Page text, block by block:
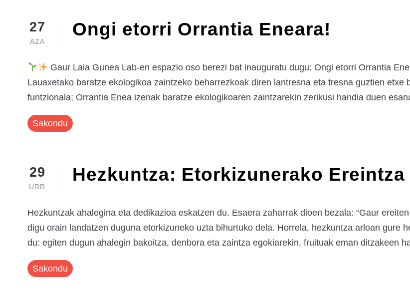
27
AZA
Ongi etorri Orrantia Eneara!
Gaur Laia Gunea Lab-en espazio oso berezi bat inauguratu dugu: Ongi etorri Orrantia
Lauaxetako baratze ekologikoa zaintzeko beharrezkoak diren lantresna eta tresna guztien
funtzionala; Orrantia Enea izenak baratze ekologikoaren zaintzarekin zerikusi handia duen
Sakondu
29
URR
Hezkuntza: Etorkizunerako Ereintza
Hezkuntzak ahalegina eta dedikazioa eskatzen du. Esaera zaharrak dioen bezala: “Gaur
digu orain landatzen duguna etorkizuneko uzta bihurtuko dela. Horrela, hezkuntza arloan gure
du: egiten dugun ahalegin bakoitza, denbora eta zaintza egokiarekin, fruituak eman ditzakeen
Sakondu